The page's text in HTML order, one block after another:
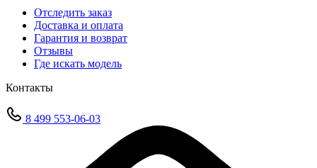
Отследить заказ
Доставка и оплата
Гарантия и возврат
Отзывы
Где искать модель
Контакты
8 499 553-06-03